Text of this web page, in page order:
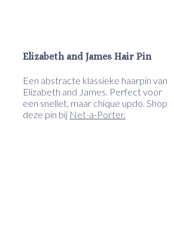
Elizabeth and James Hair Pin
Een abstracte klassieke haarpin van
Elizabeth and James. Perfect voor
een snellet, maar chique updo. Shop
deze pin bij Net-a-Porter.